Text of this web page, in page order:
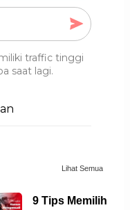
traffic tinggi
saat lagi.
Lihat Semua
9 Tips Memilih